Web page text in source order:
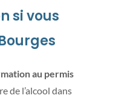
si vous
au permis
de l’alcool dans